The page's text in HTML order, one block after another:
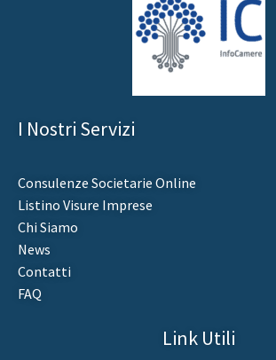
I Nostri Servizi
Consulenze Societarie Online
Listino Visure Imprese
Chi Siamo
News
Contatti
FAQ
Link Utili